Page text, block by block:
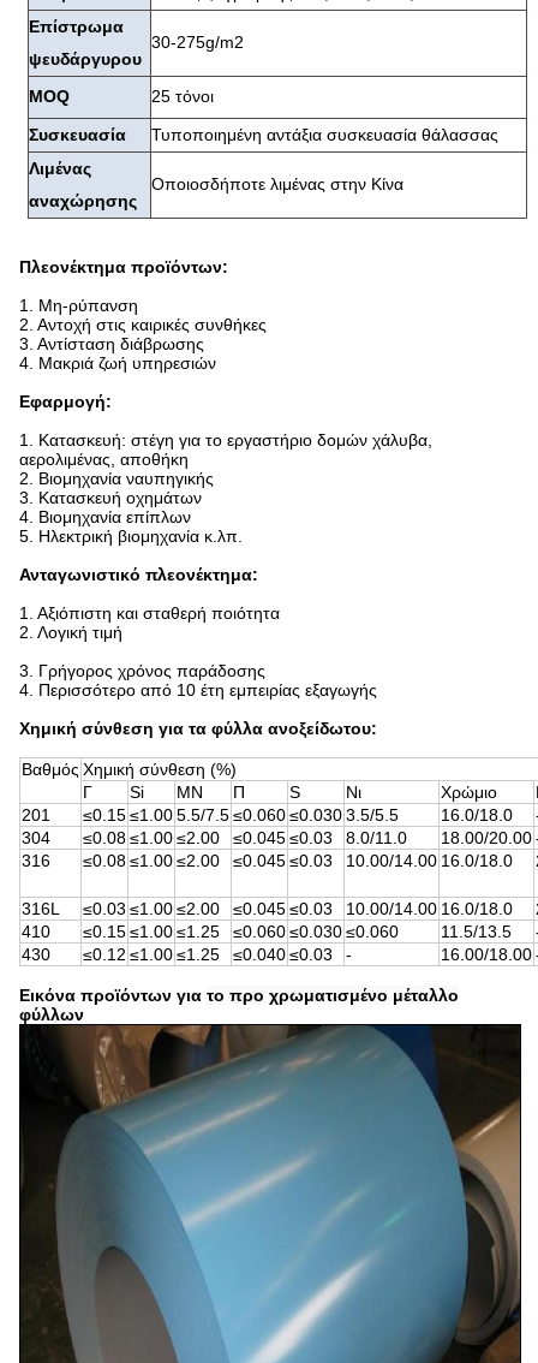
Επίστρωμα
ψευδάργυρου
30-275g/m2
MOQ
25 τόνοι
Συσκευασία
Τυποποιημένη αντάξια συσκευασία θάλασσας
Λιμένας
αναχώρησης
Οποιοσδήποτε λιμένας στην Κίνα
Πλεονέκτημα προϊόντων:
1. Μη-ρύπανση
2. Αντοχή στις καιρικές συνθήκες
3. Αντίσταση διάβρωσης
4. Μακριά ζωή υπηρεσιών
Εφαρμογή:
1. Κατασκευή: στέγη για το εργαστήριο δομών χάλυβα,
αερολιμένας, αποθήκη
2. Βιομηχανία ναυπηγικής
3. Κατασκευή οχημάτων
4. Βιομηχανία επίπλων
5. Ηλεκτρική βιομηχανία κ.λπ.
Ανταγωνιστικό πλεονέκτημα:
1. Αξιόπιστη και σταθερή ποιότητα
2. Λογική τιμή
3. Γρήγορος χρόνος παράδοσης
4. Περισσότερο από 10 έτη εμπειρίας εξαγωγής
Χημική σύνθεση για τα φύλλα ανοξείδωτου:
Βαθμός Χημική σύνθεση (%)
Γ
Si ΜΝ Π S Νι Χρώμιο
201
≤0.15≤1.005.5/7.5≤0.060≤0.0303.5/5.5 16.0/18.0
304
≤0.08≤1.00≤2.00 ≤0.045≤0.03 8.0/11.0 18.00/20.00
316
≤0.08≤1.00≤2.00 ≤0.045≤0.03 10.00/14.00 16.0/18.0
316L ≤0.03 ≤1.00≤2.00 ≤0.045≤0.03 10.00/14.00 16.0/18.0
410
≤0.15≤1.00≤1.25 ≤0.060≤0.030≤0.060 11.5/13.5
430
≤0.12 ≤1.00≤1.25 ≤0.040≤0.03 - 16.00/18.00
Εικόνα προϊόντων για το προ χρωματισμένο μέταλλο
φύλλων